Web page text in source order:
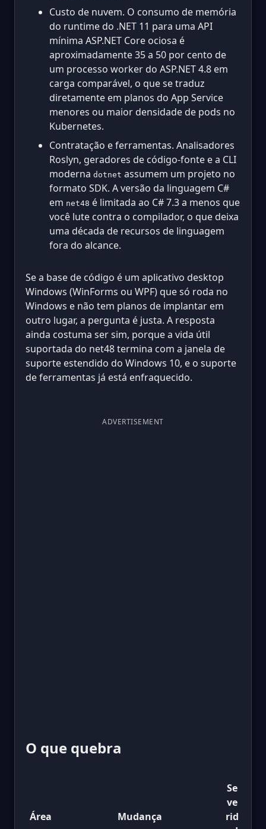
Custo de nuvem. O consumo de memória
do runtime do .NET 11 para uma API
mínima ASP.NET Core ociosa é
aproximadamente 35 a 50 por cento de
um processo worker do ASP.NET 4.8 em
carga comparável, o que se traduz
diretamente em planos do App Service
menores ou maior densidade de pods no
Kubernetes.
Contratação e ferramentas. Analisadores
Roslyn, geradores de código-fonte e a CLI
moderna dotnet assumem um projeto no
formato SDK. A versão da linguagem C#
em net48 é limitada ao C# 7.3 a menos que
você lute contra o compilador, o que deixa
uma década de recursos de linguagem
fora do alcance.
Se a base de código é um aplicativo desktop
Windows (WinForms ou WPF) que só roda no
Windows e não tem planos de implantar em
outro lugar, a pergunta é justa. A resposta
ainda costuma ser sim, porque a vida útil
suportada do net48 termina com a janela de
suporte estendido do Windows 10, e o suporte
de ferramentas já está enfraquecido.
ADVERTISEMENT
O que quebra
Área Mudança
Se
ve
rid